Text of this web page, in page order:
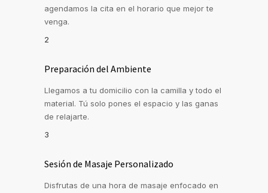
agendamos la cita en el horario que mejor te
venga.
2
Preparación del Ambiente
Llegamos a tu domicilio con la camilla y todo el
material. Tú solo pones el espacio y las ganas
de relajarte.
3
Sesión de Masaje Personalizado
Disfrutas de una hora de masaje enfocado en